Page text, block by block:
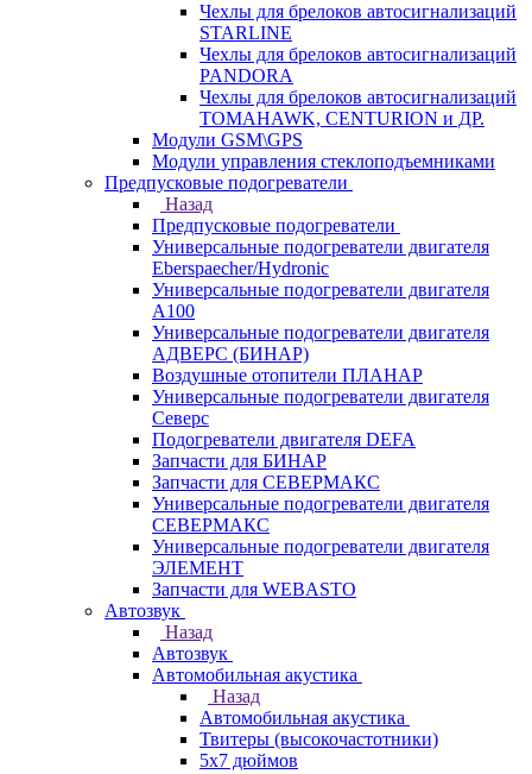
Чехлы для брелоков автосигнализаций
STARLINE
Чехлы для брелоков автосигнализаций
PANDORA
Чехлы для брелоков автосигнализаций
TOMAHAWK, CENTURION и ДР.
Модули GSM\GPS
Модули управления стеклоподъемниками
Предпусковые подогреватели
Назад
Предпусковые подогреватели
Универсальные подогреватели двигателя
Eberspaecher/Hydronic
Универсальные подогреватели двигателя
A100
Универсальные подогреватели двигателя
АДВЕРС (БИНАР)
Воздушные отопители ПЛАНАР
Универсальные подогреватели двигателя
Северс
Подогреватели двигателя DEFA
Запчасти для БИНАР
Запчасти для СЕВЕРМАКС
Универсальные подогреватели двигателя
СЕВЕРМАКС
Универсальные подогреватели двигателя
ЭЛЕМЕНТ
Запчасти для WEBASTO
Автозвук
Назад
Автозвук
Автомобильная акустика
Назад
Автомобильная акустика
Твитеры (высокочастотники)
5x7 дюймов